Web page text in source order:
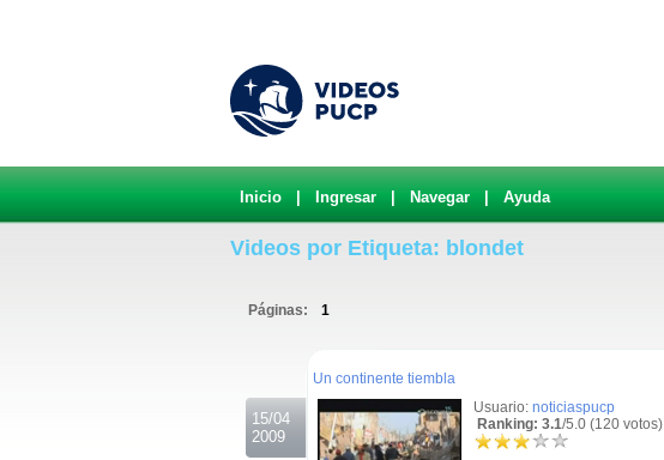
Inicio Ingresar Navegar Ayuda
Videos por Etiqueta: blondet
Páginas: 1
15/04
2009
Un continente tiembla
Usuario: noticiaspucp
Ranking: 3.1/5.0 (120 votos)